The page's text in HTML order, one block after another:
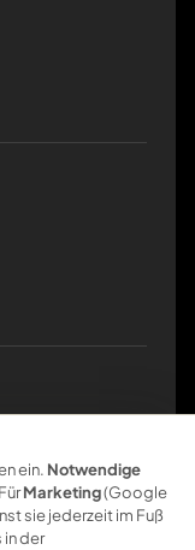
ein. Notwendige
Marketing(Google
sie jederzeit im Fuß
in der